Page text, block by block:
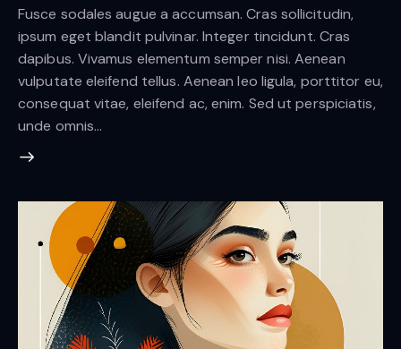
Fusce sodales augue a accumsan. Cras sollicitudin,
ipsum eget blandit pulvinar. Integer tincidunt. Cras
dapibus. Vivamus elementum semper nisi. Aenean
vulputate eleifend tellus. Aenean leo ligula, porttitor eu,
consequat vitae, eleifend ac, enim. Sed ut perspiciatis,
unde omnis…